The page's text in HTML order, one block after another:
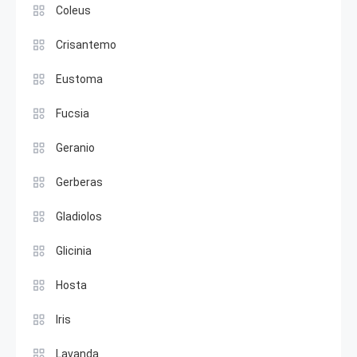
Coleus
Crisantemo
Eustoma
Fucsia
Geranio
Gerberas
Gladiolos
Glicinia
Hosta
Iris
Lavanda